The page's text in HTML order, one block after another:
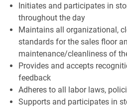
Initiates and participates in
throughout the day
Maintains all organizational,
standards for the sales floor
maintenance/cleanliness of
Provides and accepts
feedback
Adheres to all labor laws,
Supports and participates in